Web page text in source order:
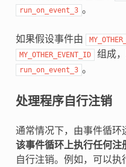
run_on_event_3 。
如果假设事件由
MY_OTHER_EVENT_ID 组成
run_on_event_3 。
处理程序自行注销
通常情况下，由事件循环
该事件循环上执行任何注
自行注销。例如，可以执